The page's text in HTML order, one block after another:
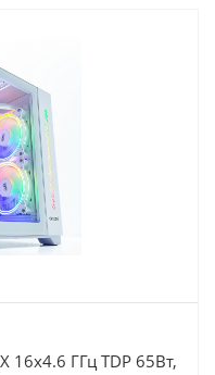
16x4.6 ГГц TDP 65Вт,